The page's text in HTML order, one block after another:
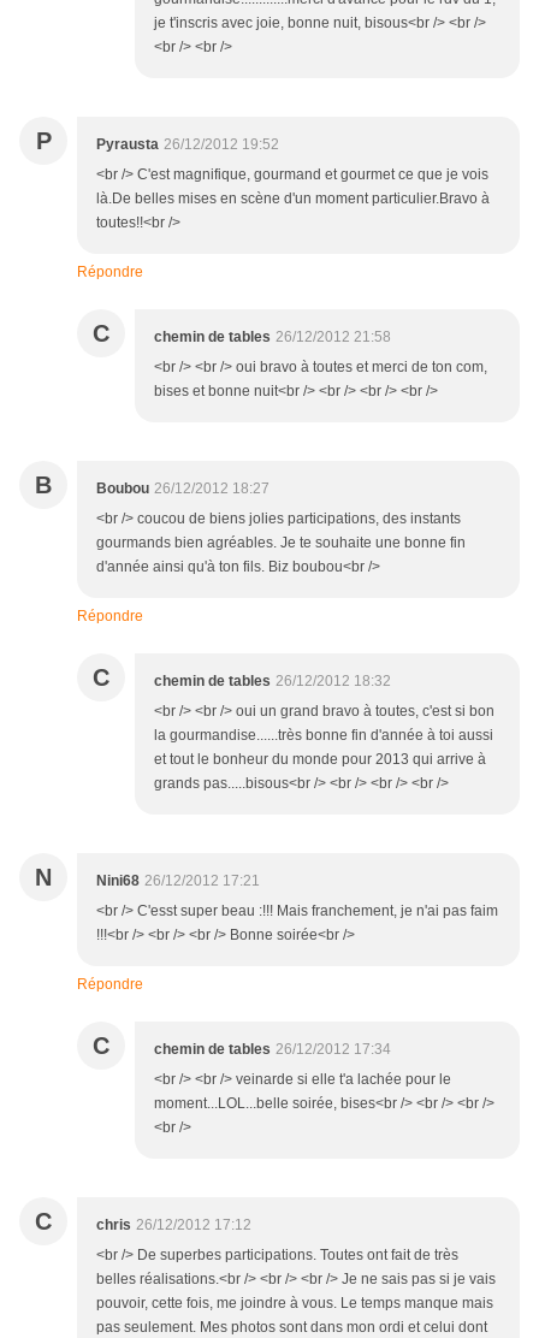
je t'inscris avec joie, bonne nuit, bisous<br /> <br />
<br /> <br />
P Pyrausta 26/12/2012 19:52
<br /> C'est magnifique, gourmand et gourmet ce que je vois
là.De belles mises en scène d'un moment particulier.Bravo à
toutes!!<br />
Répondre
C chemin de tables 26/12/2012 21:58
<br /> <br /> oui bravo à toutes et merci de ton com,
bises et bonne nuit<br /> <br /> <br /> <br />
B Boubou 26/12/2012 18:27
<br /> coucou de biens jolies participations, des instants
gourmands bien agréables. Je te souhaite une bonne fin
d'année ainsi qu'à ton fils. Biz boubou<br />
Répondre
C chemin de tables 26/12/2012 18:32
<br /> <br /> oui un grand bravo à toutes, c'est si bon
la gourmandise......très bonne fin d'année à toi aussi
et tout le bonheur du monde pour 2013 qui arrive à
grands pas.....bisous<br /> <br /> <br /> <br />
N Nini68 26/12/2012 17:21
<br /> C'esst super beau :!!! Mais franchement, je n'ai pas faim
!!!<br /> <br /> <br /> Bonne soirée<br />
Répondre
C chemin de tables 26/12/2012 17:34
<br /> <br /> veinarde si elle t'a lachée pour le
moment...LOL...belle soirée, bises<br /> <br /> <br />
<br />
C chris 26/12/2012 17:12
<br /> De superbes participations. Toutes ont fait de très
belles réalisations.<br /> <br /> <br /> Je ne sais pas si je vais
pouvoir, cette fois, me joindre à vous. Le temps manque mais
pas seulement. Mes photos sont dans mon ordi et celui dont